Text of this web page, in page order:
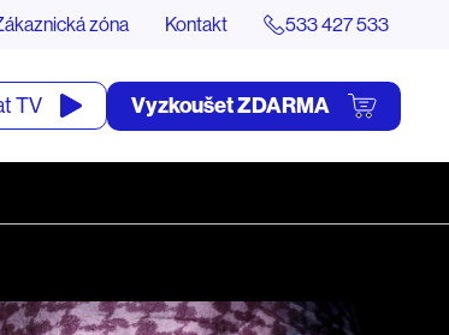
zóna Kontakt 533 427 533
TV Vyzkoušet ZDARMA